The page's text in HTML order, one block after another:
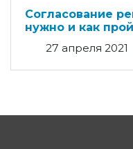
Согласование
нужно и как
27 апреля 2021